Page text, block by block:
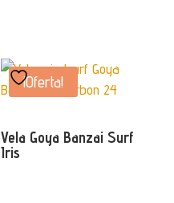
¡Oferta!
Vela Goya Banzai Surf
Iris